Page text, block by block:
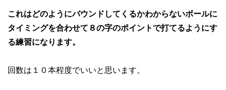
これはどのようにバウンドしてくるかわからないボールに
タイミングを合わせて８の字のポイントで打てるようにす
る練習になります。
回数は１０本程度でいいと思います。